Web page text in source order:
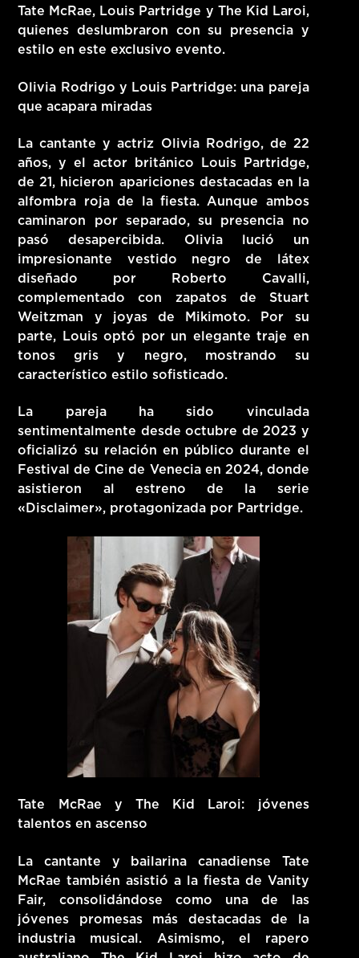
Tate McRae, Louis Partridge y The Kid Laroi,
quienes deslumbraron con su presencia y
estilo en este exclusivo evento.
Olivia Rodrigo y Louis Partridge: una pareja
que acapara miradas
La cantante y actriz Olivia Rodrigo, de 22
años, y el actor británico Louis Partridge,
de 21, hicieron apariciones destacadas en la
alfombra roja de la fiesta. Aunque ambos
caminaron por separado, su presencia no
pasó desapercibida. Olivia lució un
impresionante vestido negro de látex
diseñado por Roberto Cavalli,
complementado con zapatos de Stuart
Weitzman y joyas de Mikimoto. Por su
parte, Louis optó por un elegante traje en
tonos gris y negro, mostrando su
característico estilo sofisticado.
La pareja ha sido vinculada
sentimentalmente desde octubre de 2023 y
oficializó su relación en público durante el
Festival de Cine de Venecia en 2024, donde
asistieron al estreno de la serie
«Disclaimer», protagonizada por Partridge.
Tate McRae y The Kid Laroi: jóvenes
talentos en ascenso
La cantante y bailarina canadiense Tate
McRae también asistió a la fiesta de Vanity
Fair, consolidándose como una de las
jóvenes promesas más destacadas de la
industria musical. Asimismo, el rapero